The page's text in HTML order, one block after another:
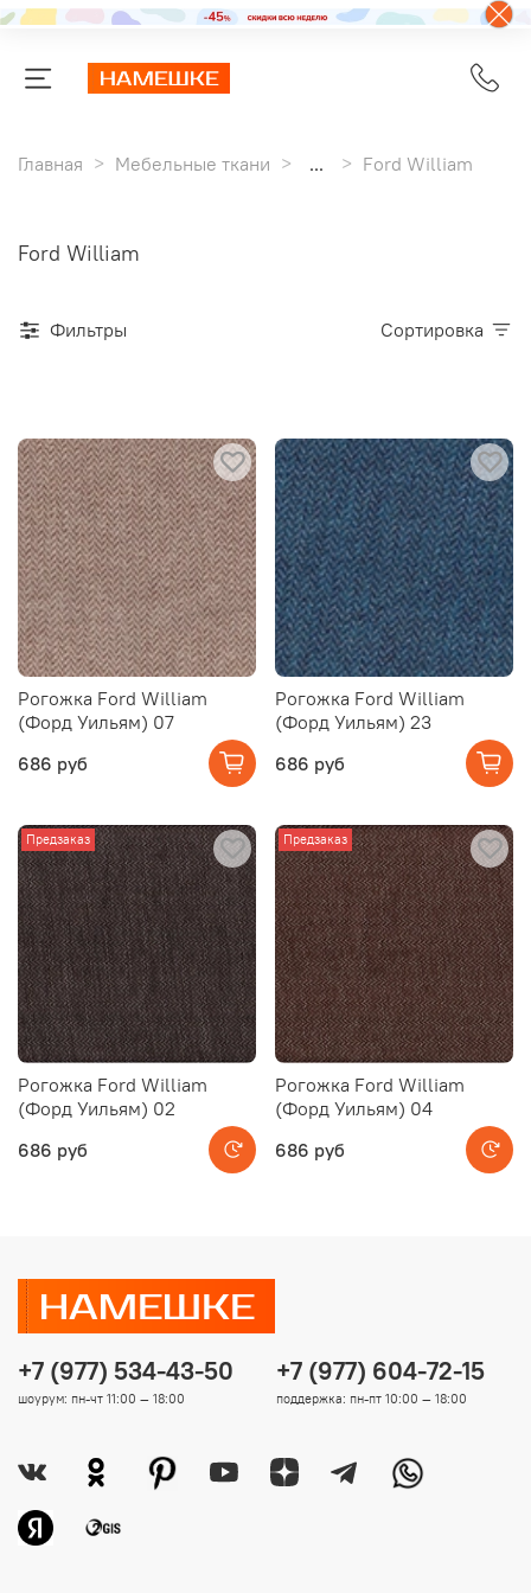
Главная Мебельные ткани ... Ford William
Ford William
Фильтры Сортировка
Рогожка Ford William
(Форд Уильям) 07
686 руб
Рогожка Ford William
(Форд Уильям) 23
686 руб
Предзаказ
Рогожка Ford William
(Форд Уильям) 02
686 руб
Предзаказ
Рогожка Ford William
(Форд Уильям) 04
686 руб
+7 (977) 534-43-50
шоурум: пн-чт 11:00 — 18:00
+7 (977) 604-72-15
поддержка: пн-пт 10:00 — 18:00